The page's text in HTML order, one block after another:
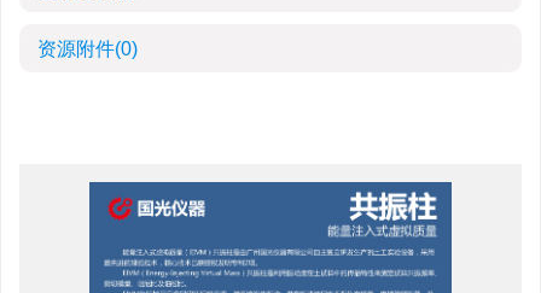
资源附件(0)